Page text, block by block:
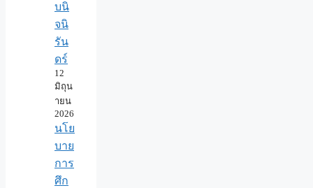
บนิ
จนิ
รัน
ดร์
12
มิถุน
ายน
2026
นโย
บาย
การ
ศึก